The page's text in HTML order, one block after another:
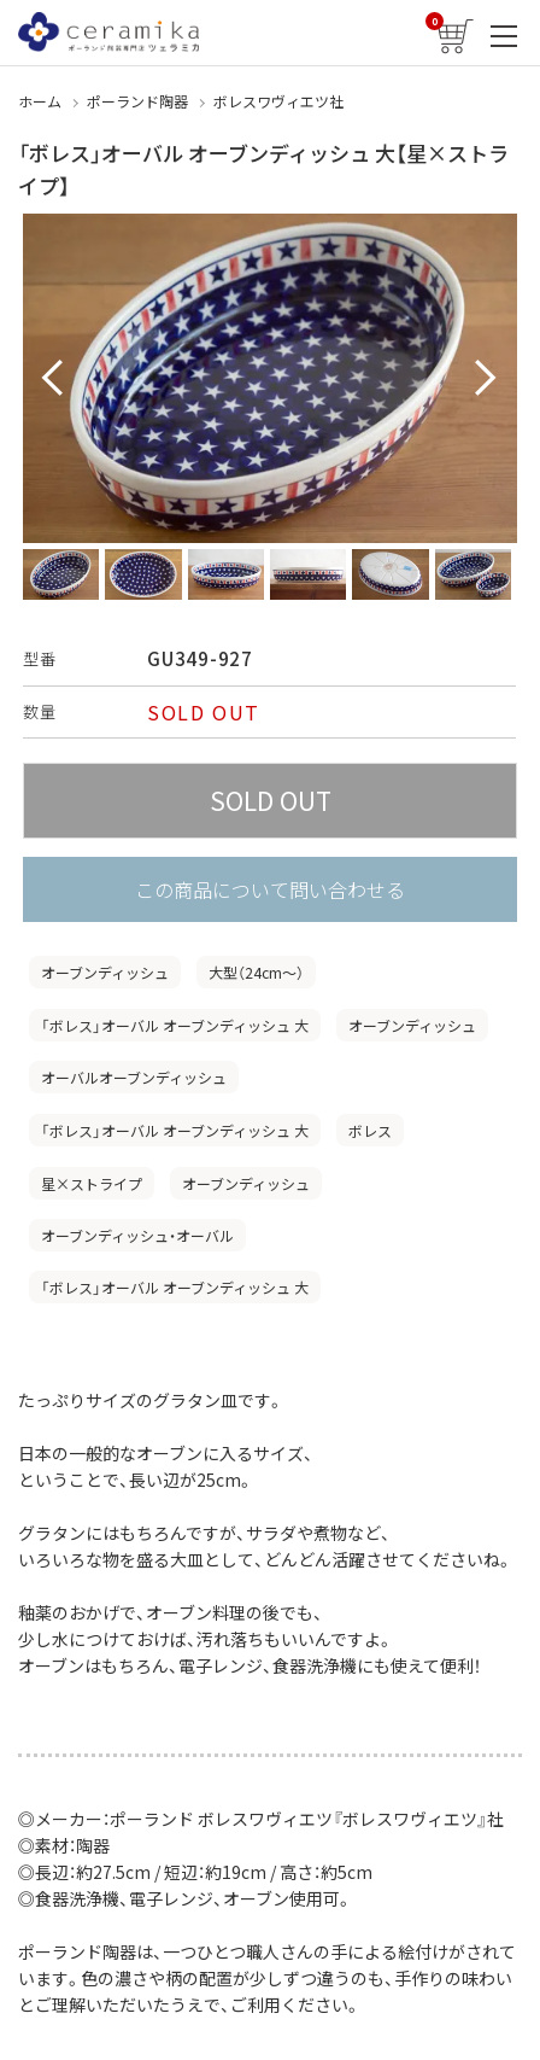
0
ホーム ポーランド陶器 ボレスワヴィエツ社
「ボレス」オーバル オーブンディッシュ 大【星×ストラ
イプ】
型番 GU349-927
数量 SOLD OUT
この商品について問い合わせる
オーブンディッシュ 大型（24cm〜）
「ボレス」オーバル オーブンディッシュ 大 オーブンディッシュ
オーバルオーブンディッシュ
「ボレス」オーバル オーブンディッシュ 大 ボレス
星×ストライプ オーブンディッシュ
オーブンディッシュ・オーバル
「ボレス」オーバル オーブンディッシュ 大
たっぷりサイズのグラタン皿です。
日本の一般的なオーブンに入るサイズ、
ということで、長い辺が25cm。
グラタンにはもちろんですが、サラダや煮物など、
いろいろな物を盛る大皿として、どんどん活躍させてくださいね。
釉薬のおかげで、オーブン料理の後でも、
少し水につけておけば、汚れ落ちもいいんですよ。
オーブンはもちろん、電子レンジ、食器洗浄機にも使えて便利！
◎メーカー：ポーランド ボレスワヴィエツ『ボレスワヴィエツ』社
◎素材：陶器
◎長辺：約27.5cm / 短辺：約19cm / 高さ：約5cm
◎食器洗浄機、電子レンジ、オーブン使用可。
ポーランド陶器は、一つひとつ職人さんの手による絵付けがされて
います。色の濃さや柄の配置が少しずつ違うのも、手作りの味わい
とご理解いただいたうえで、ご利用ください。